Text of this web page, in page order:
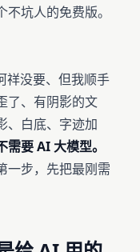
坑人的免费版。
祥没要、但我顺手
了、有阴影的文
、白底、字迹加
要 AI 大模型。
一步，先把最刚需